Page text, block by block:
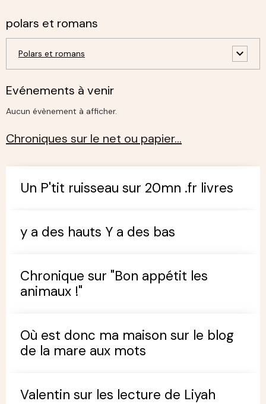
polars et romans
Polars et romans
Evénements à venir
Aucun évènement à afficher.
Chroniques sur le net ou papier…
Un P'tit ruisseau sur 20mn .fr livres
y a des hauts Y a des bas
Chronique sur "Bon appétit les
animaux !"
Où est donc ma maison sur le blog
de la mare aux mots
Valentin sur les lecture de Liyah